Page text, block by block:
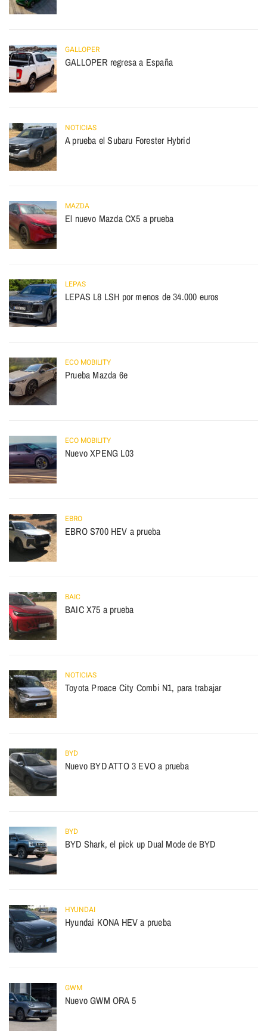
GALLOPER
GALLOPER regresa a España
NOTICIAS
A prueba el Subaru Forester Hybrid
MAZDA
El nuevo Mazda CX5 a prueba
LEPAS
LEPAS L8 LSH por menos de 34.000 euros
ECO MOBILITY
Prueba Mazda 6e
ECO MOBILITY
Nuevo XPENG L03
EBRO
EBRO S700 HEV a prueba
BAIC
BAIC X75 a prueba
NOTICIAS
Toyota Proace City Combi N1, para trabajar
BYD
Nuevo BYD ATTO 3 EVO a prueba
BYD
BYD Shark, el pick up Dual Mode de BYD
HYUNDAI
Hyundai KONA HEV a prueba
GWM
Nuevo GWM ORA 5